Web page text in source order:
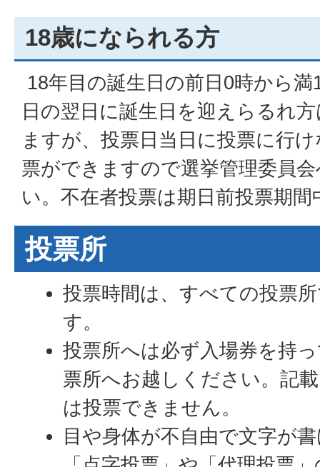
18歳になられる方
18年目の誕生日の前日0時から
日の翌日に誕生日を迎えらるれ
ますが、投票日当日に投票に行
票ができますので選挙管理委員
い。不在者投票は期日前投票期
投票所
投票時間は、すべての投票
す。
投票所へは必ず入場券を持
票所へお越しください。記
は投票できません。
目や身体が不自由で文字が